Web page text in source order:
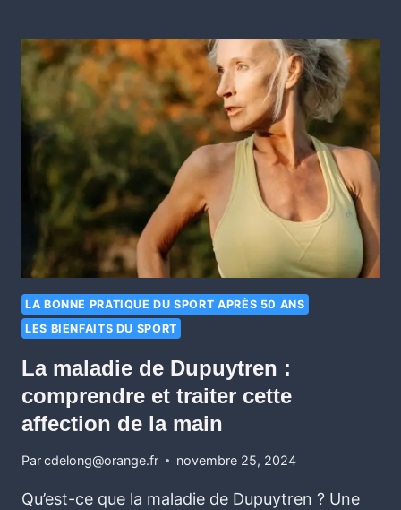
LA BONNE PRATIQUE DU SPORT APRÈS 50 ANS
LES BIENFAITS DU SPORT
La maladie de Dupuytren :
comprendre et traiter cette
affection de la main
Parcdelong@orange.fr novembre 25, 2024
Qu’est-ce que la maladie de Dupuytren ? Une